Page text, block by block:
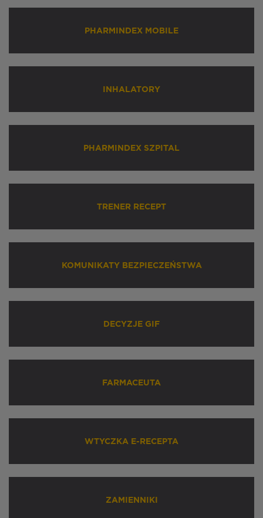
PHARMINDEX MOBILE
INHALATORY
PHARMINDEX SZPITAL
TRENER RECEPT
KOMUNIKATY BEZPIECZEŃSTWA
DECYZJE GIF
FARMACEUTA
WTYCZKA E-RECEPTA
ZAMIENNIKI